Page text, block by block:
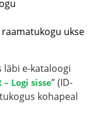
ukse
läbi e-kataloogi
– Logi sisse” (ID-
kohapeal